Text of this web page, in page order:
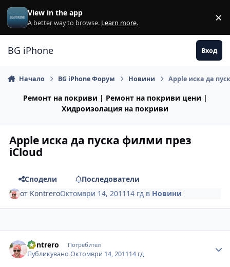
Премини към съдържанието
View in the app
A better way to browse. Learn more. ×
BG iPhone Вход
Начало BG iPhone Форум Новини Apple иска да
Ремонт на покриви | Ремонт на покриви цени |
Хидроизолация на покриви
Apple иска да пуска филми през
iCloud
Сподели
Последователи
от KontreroОктомври 14, 2011 14 гд в Новини
Kontrero Потребител
ПубликуваноОктомври 14, 201114 гд